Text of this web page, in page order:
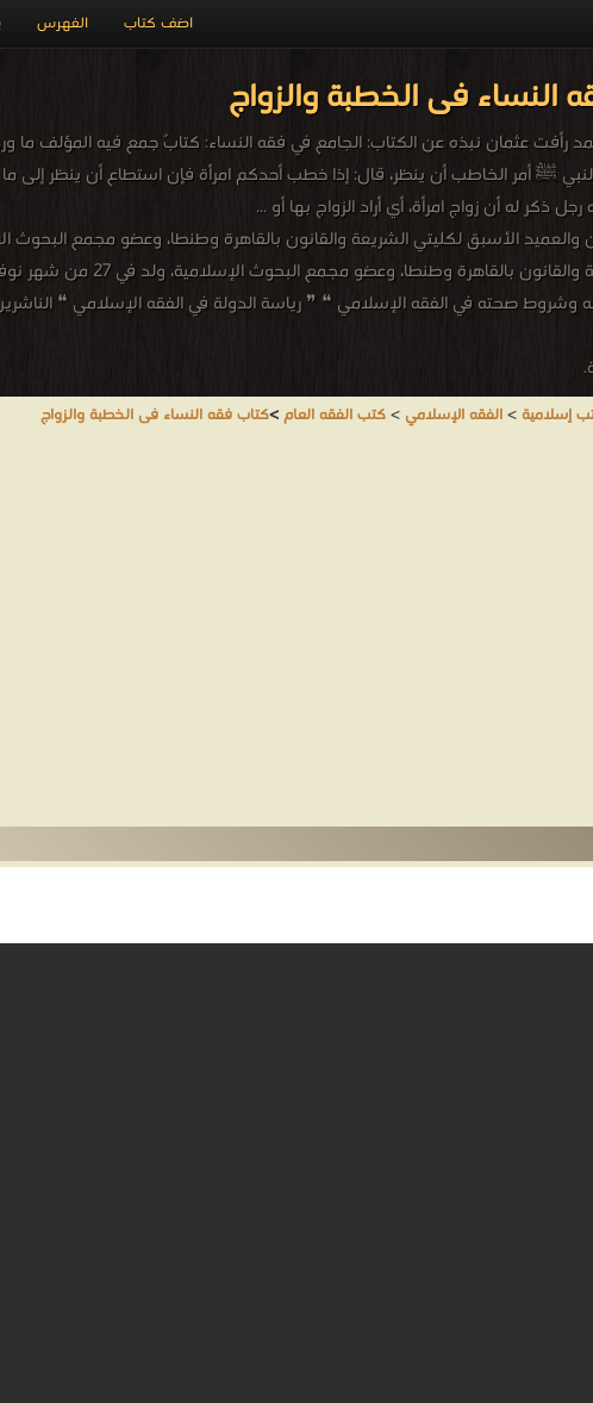
الفهرس اضف كتاب
النساء فى الخطبة والزواج
رأفت عثمان نبذه عن الكتاب: الجامع في فقه النساء: كتابٌ جمع فيه المؤلف ما
ﷺ أمر الخاطب أن ينظر، قال: إذا خطب أحدكم امرأة فإن استطاع أن ينظر إلى
ذكر له أن زواج امرأة، أي أراد الزواج بها أو ...
وشروط صحته في الفقه الإسلامي ❝ ❞ رياسة الدولة في الفقه الإسلامي ❝
إسلامية>الفقه الإسلامي >كتب الفقه العام>كتاب فقه النساء فى الخطبة والزواج